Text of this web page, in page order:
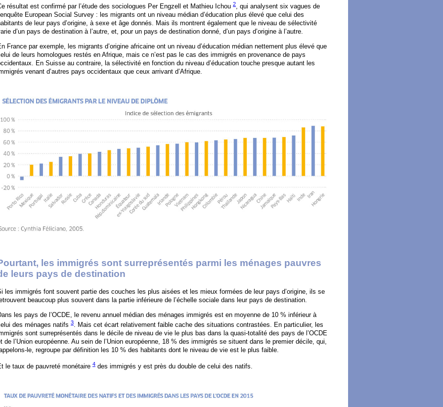
résultat est confirmé par l’étude des sociologues Per Engzell et Mathieu Ichou 2, qui analysent six vagues de
European Social Survey : les migrants ont un niveau médian d’éducation plus élevé que celui des
de leur pays d’origine, à sexe et âge donnés. Mais ils montrent également que le niveau de sélectivité
d’un pays de destination à l’autre, et, pour un pays de destination donné, d’un pays d’origine à l’autre.
France par exemple, les migrants d’origine africaine ont un niveau d’éducation médian nettement plus élevé que
de leurs homologues restés en Afrique, mais ce n’est pas le cas des immigrés en provenance de pays
En Suisse au contraire, la sélectivité en fonction du niveau d’éducation touche presque autant les
venant d’autres pays occidentaux que ceux arrivant d’Afrique.
les immigrés sont surreprésentés parmi les ménages pauvres
leurs pays de destination
les immigrés font souvent partie des couches les plus aisées et les mieux formées de leur pays d’origine, ils se
beaucoup plus souvent dans la partie inférieure de l’échelle sociale dans leur pays de destination.
les pays de l’OCDE, le revenu annuel médian des ménages immigrés est en moyenne de 10 % inférieur à
des ménages natifs 3. Mais cet écart relativement faible cache des situations contrastées. En particulier, les
sont surreprésentés dans le décile de niveau de vie le plus bas dans la quasi-totalité des pays de l’OCDE
de l’Union européenne. Au sein de l’Union européenne, 18 % des immigrés se situent dans le premier décile, qui,
le, regroupe par définition les 10 % des habitants dont le niveau de vie est le plus faible.
le taux de pauvreté monétaire 4 des immigrés y est près du double de celui des natifs.